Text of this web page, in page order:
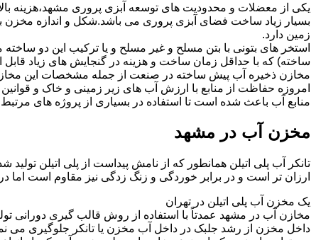
یکی از معضلات و محدودیت های توسعه آبزی پروری مشهد،هزینه
بسیار زیاد ساخت فضای آبزی پروری می باشد.شکل و اندازه
زمین دارد.
استخر های بتونی با بتن مسلح و غیر مسلح و یا ترکیب این دو
ساخته) که با حداقل زمان ساخت و هزینه در گنجایش های زیاد
مخازن ذخیره آب پیش ساخته در صنعت از جمله مشخصات این مخازن
امروزه حفاظت از منابع با ارزش آب های زیر زمینی و خاک و
منابع آب باعث شده است تا استفاده در بسیاری از پروژه های
مخزن آب در مشهد
تانکر آب پلی اتیلن همانطور که از نامش پیداست از پلی اتیلن
ارزان تر است و در برابر خوردگی و زنگ زدگی نیز مقاوم است اما
یک مخزن آب پلی اتیلن در تهران
مخازن آب در مشهد عمدتاً با استفاده از روش قالب گیری دورانی
داخل مخزن از رشد جلبک در داخل آب مخزن یا تانکر جلوگیری می